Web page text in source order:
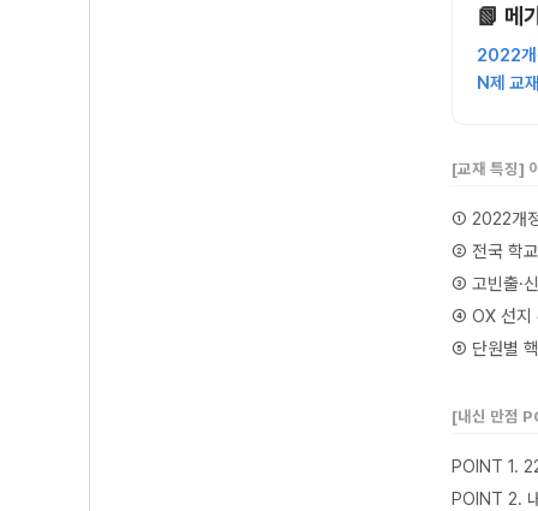
📗 메
2022개
N제 교
[교재 특징]
① 2022개정
② 전국 학교
③ 고빈출·
④ OX 선지
⑤ 단원별 핵
[내신 만점
POINT 1.
POINT 2.